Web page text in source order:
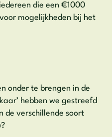
die een €1000
mogelijkheden bij het
onder te brengen in de
hebben we gestreefd
de verschillende soort